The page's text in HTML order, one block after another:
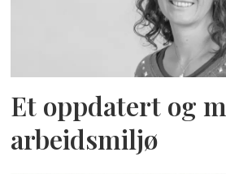
Et oppdatert og
arbeidsmiljø